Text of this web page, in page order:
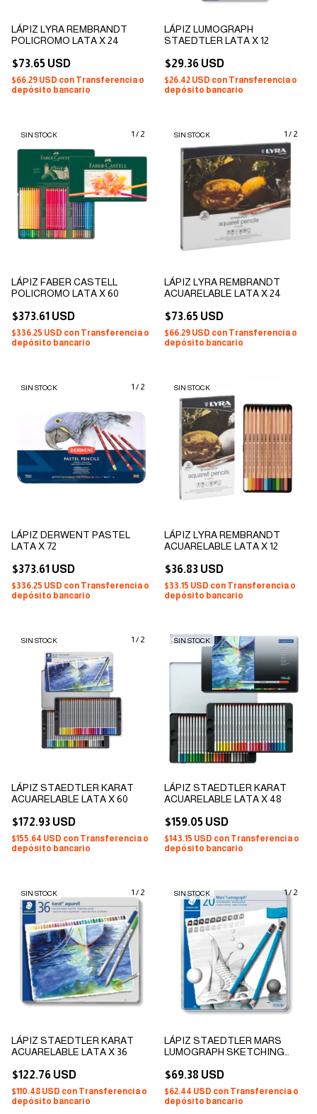
LÁPIZ LYRA REMBRANDT
POLICROMO LATA X 24
$73.65 USD
$66.29 USD con Transferencia o
depósito bancario
LÁPIZ LUMOGRAPH
STAEDTLER LATA X 12
$29.36 USD
$26.42 USD con Transferencia o
depósito bancario
1 / 2
SIN STOCK
LÁPIZ FABER CASTELL
POLICROMO LATA X 60
$373.61 USD
$336.25 USD con Transferencia o
depósito bancario
1 / 2
SIN STOCK
LÁPIZ LYRA REMBRANDT
ACUARELABLE LATA X 24
$73.65 USD
$66.29 USD con Transferencia o
depósito bancario
1 / 2
SIN STOCK
LÁPIZ DERWENT PASTEL
LATA X 72
$373.61 USD
$336.25 USD con Transferencia o
depósito bancario
SIN STOCK
LÁPIZ LYRA REMBRANDT
ACUARELABLE LATA X 12
$36.83 USD
$33.15 USD con Transferencia o
depósito bancario
1 / 2
SIN STOCK
LÁPIZ STAEDTLER KARAT
ACUARELABLE LATA X 60
$172.93 USD
$155.64 USD con Transferencia o
depósito bancario
SIN STOCK
LÁPIZ STAEDTLER KARAT
ACUARELABLE LATA X 48
$159.05 USD
$143.15 USD con Transferencia o
depósito bancario
1 / 2
SIN STOCK
LÁPIZ STAEDTLER KARAT
ACUARELABLE LATA X 36
$122.76 USD
$110.48 USD con Transferencia o
depósito bancario
1/ 2
SIN STOCK
LÁPIZ STAEDTLER MARS
LUMOGRAPH SKETCHING
$69.38 USD
$62.44 USD con Transferencia o
depósito bancario